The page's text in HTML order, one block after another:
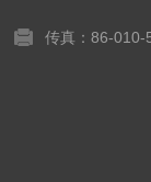
传真：86-010-